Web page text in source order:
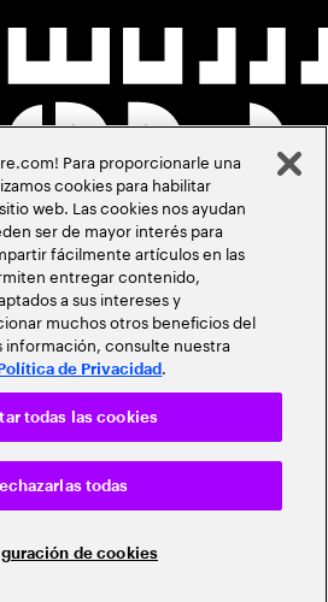
Para proporcionarle una
cookies para habilitar
web. Las cookies nos ayudan
ser de mayor interés para
fácilmente artículos en las
entregar contenido,
a sus intereses y
muchos otros beneficios del
información, consulte nuestra
de Privacidad .
de cookies
todas
todas las cookies